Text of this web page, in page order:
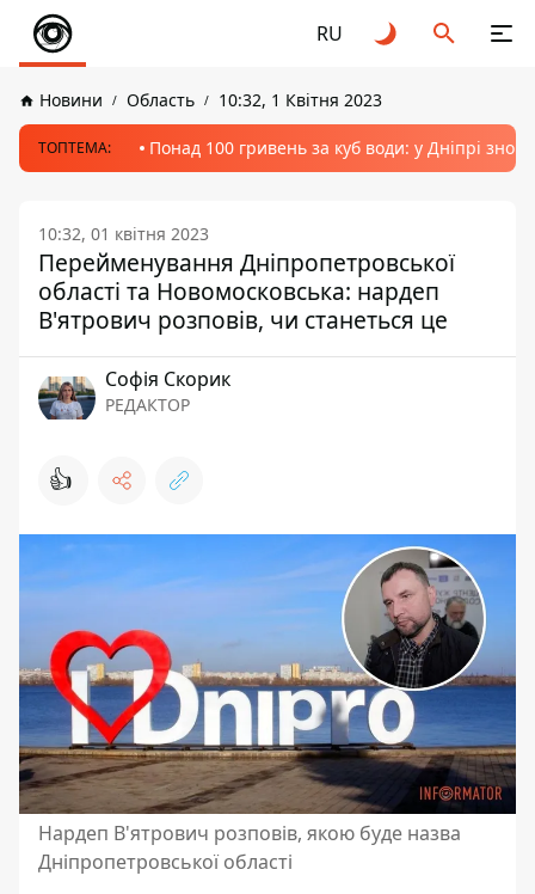
RU
Новини Область 10:32, 1 Квітня 2023
ТОПТЕМА: Понад 100 гривень за куб води: у Дніпрі
10:32, 01 квітня 2023
Перейменування Дніпропетровської
області та Новомосковська: нардеп
В'ятрович розповів, чи станеться це
Софія Скорик
РЕДАКТОР
👍
Нардеп В'ятрович розповів, якою буде назва
Дніпропетровської області